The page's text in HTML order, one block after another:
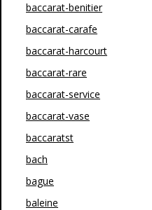
baccarat-benitier
baccarat-carafe
baccarat-harcourt
baccarat-rare
baccarat-service
baccarat-vase
baccaratst
bach
bague
baleine